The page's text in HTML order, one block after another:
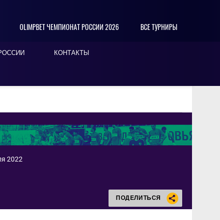
OLIMPBET ЧЕМПИОНАТ РОССИИ 2026 ВСЕ ТУРНИРЫ
КОНТАКТЫ
2022
ПОДЕЛИТЬСЯ